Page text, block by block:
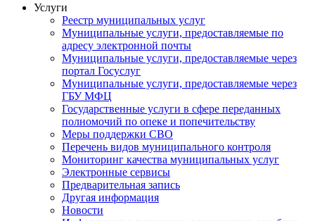
Услуги
Реестр муниципальных услуг
Муниципальные услуги, предоставляемые по
адресу электронной почты
Муниципальные услуги, предоставляемые через
портал Госуслуг
Муниципальные услуги, предоставляемые через
ГБУ МФЦ
Государственные услуги в сфере переданных
полномочий по опеке и попечительству
Меры поддержки СВО
Перечень видов муниципального контроля
Мониторинг качества муниципальных услуг
Электронные сервисы
Предварительная запись
Другая информация
Новости